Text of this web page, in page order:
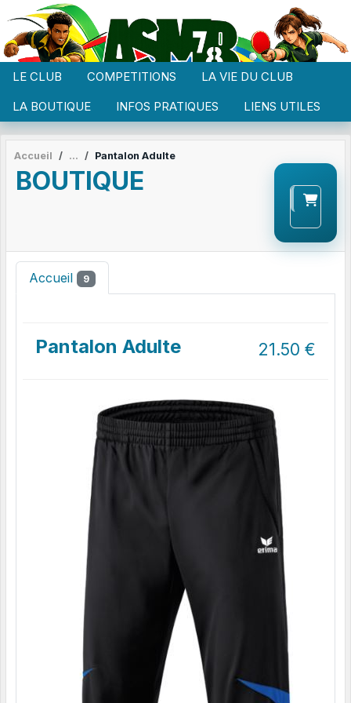
LE CLUB COMPETITIONS
LA VIE DU CLUB
LA BOUTIQUE
INFOS PRATIQUES LIENS UTILES
Accueil Pantalon Adulte
BOUTIQUE
Accueil 9
Pantalon Adulte 21.50 €
Panneau de gestion des cookies